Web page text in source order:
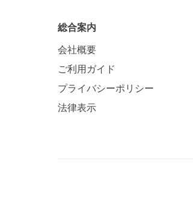
総合案内
会社概要
ご利用ガイド
プライバシーポリシー
法律表示